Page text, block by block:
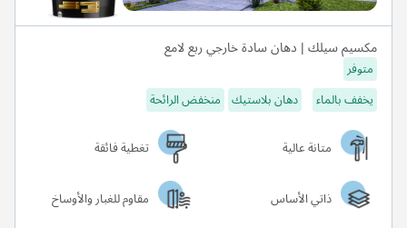
مكسيم سيلك | دهان سادة خارجي ربع لامع
متوفر
يخفف بالماء
دهان بلاستيك منخفض الرائحة
متانة عالية
تغطية فائقة
ذاتي الأساس
مقاوم للغبار والأوساخ